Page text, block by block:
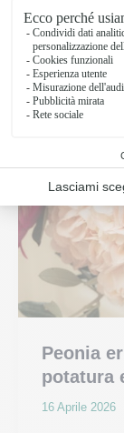
Peonia
potatura
16 Aprile 2026